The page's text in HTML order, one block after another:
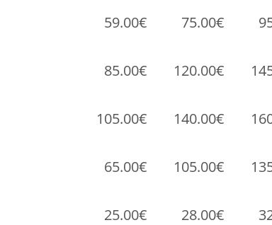
59.00€ 75.00€
85.00€ 120.00€
105.00€ 140.00€
65.00€ 105.00€
25.00€ 28.00€